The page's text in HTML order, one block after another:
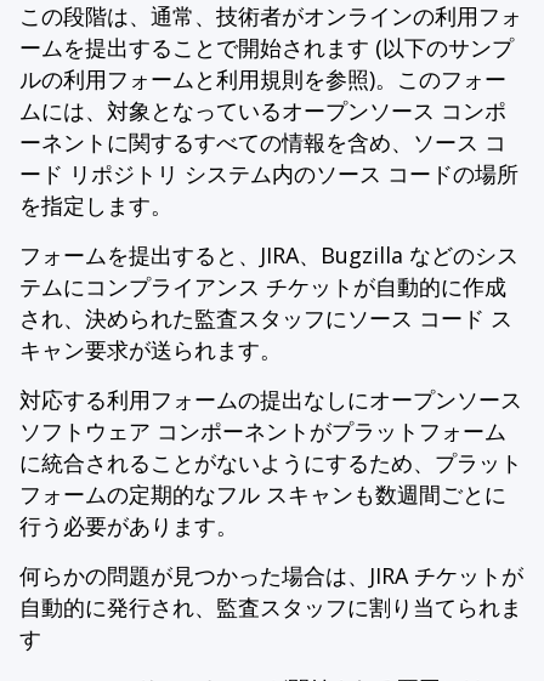
この段階は、通常、技術者がオンラインの利用フォ
ームを提出することで開始されます (以下のサンプ
ルの利用フォームと利用規則を参照)。このフォー
ムには、対象となっているオープンソース コンポ
ーネントに関するすべての情報を含め、ソース コ
ード リポジトリ システム内のソース コードの場所
を指定します。
フォームを提出すると、JIRA、Bugzilla などのシス
テムにコンプライアンス チケットが自動的に作成
され、決められた監査スタッフにソース コード ス
キャン要求が送られます。
対応する利用フォームの提出なしにオープンソース
ソフトウェア コンポーネントがプラットフォーム
に統合されることがないようにするため、プラット
フォームの定期的なフル スキャンも数週間ごとに
行う必要があります。
何らかの問題が見つかった場合は、JIRA チケットが
自動的に発行され、監査スタッフに割り当てられま
す